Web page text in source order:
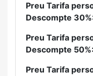
Preu Tarifa
Descompte
Preu Tarifa
Descompte 50%:
Preu Tarifa